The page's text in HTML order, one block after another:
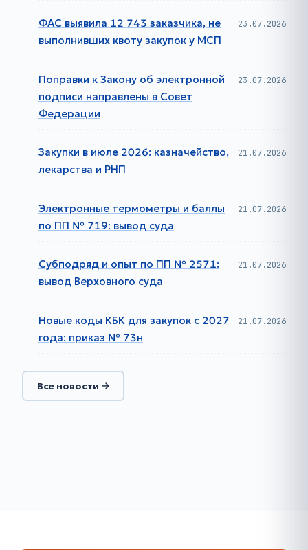
ФАС выявила 12 743 заказчика, не
выполнивших квоту закупок у МСП
23.07.2026
Поправки к Закону об электронной
подписи направлены в Совет
Федерации
23.07.2026
Закупки в июле 2026: казначейство,
лекарства и РНП
21.07.2026
Электронные термометры и баллы
по ПП № 719: вывод суда
21.07.2026
Субподряд и опыт по ПП № 2571:
вывод Верховного суда
21.07.2026
Новые коды КБК для закупок с 2027
года: приказ № 73н
21.07.2026
Все новости →